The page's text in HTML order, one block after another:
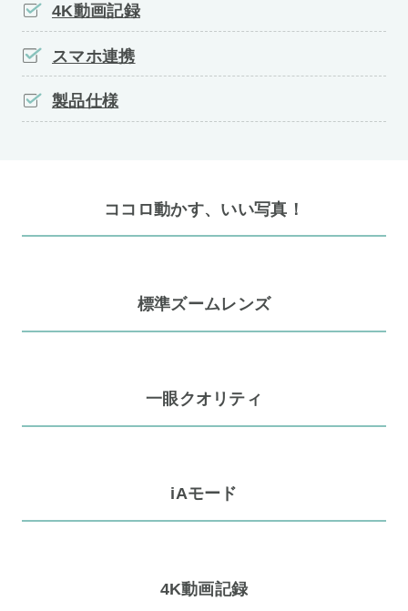
4K動画記録
スマホ連携
製品仕様
ココロ動かす、いい写真！
標準ズームレンズ
一眼クオリティ
iAモード
4K動画記録